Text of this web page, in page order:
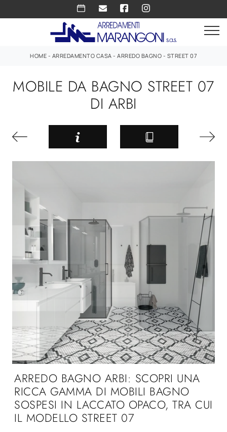
HOME - ARREDAMENTO CASA - ARREDO BAGNO - STREET 07
MOBILE DA BAGNO STREET 07
DI ARBI
ARREDO BAGNO ARBI: SCOPRI UNA
RICCA GAMMA DI MOBILI BAGNO
SOSPESI IN LACCATO OPACO, TRA CUI
IL MODELLO STREET 07